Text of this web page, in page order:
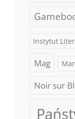
Instytut
Mag
Noir sur